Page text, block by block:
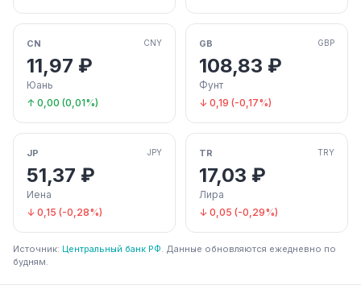
CN CNY
11,97 ₽
Юань
↑ 0,00 (0,01%)
GB GBP
108,83 ₽
Фунт
↓ 0,19 (-0,17%)
JP JPY
51,37 ₽
Иена
↓ 0,15 (-0,28%)
TR TRY
17,03 ₽
Лира
↓ 0,05 (-0,29%)
Источник: Центральный банк РФ. Данные обновляются ежедневно по
будням.